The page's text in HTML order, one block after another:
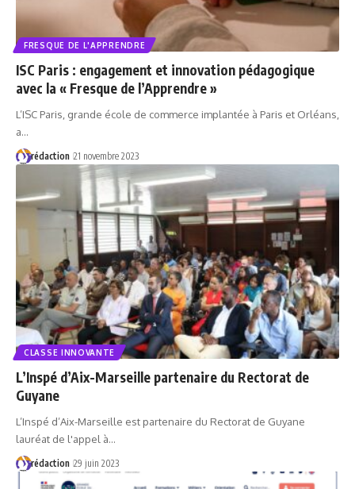
FRESQUE DE L'APPRENDRE
ISC Paris : engagement et innovation pédagogique
avec la « Fresque de l’Apprendre »
L’ISC Paris, grande école de commerce implantée à Paris et Orléans,
a…
rédaction 21 novembre 2023
CLASSE INNOVANTE
L’Inspé d’Aix-Marseille partenaire du Rectorat de
Guyane
L’Inspé d’Aix-Marseille est partenaire du Rectorat de Guyane
lauréat de l'appel à…
rédaction 29 juin 2023